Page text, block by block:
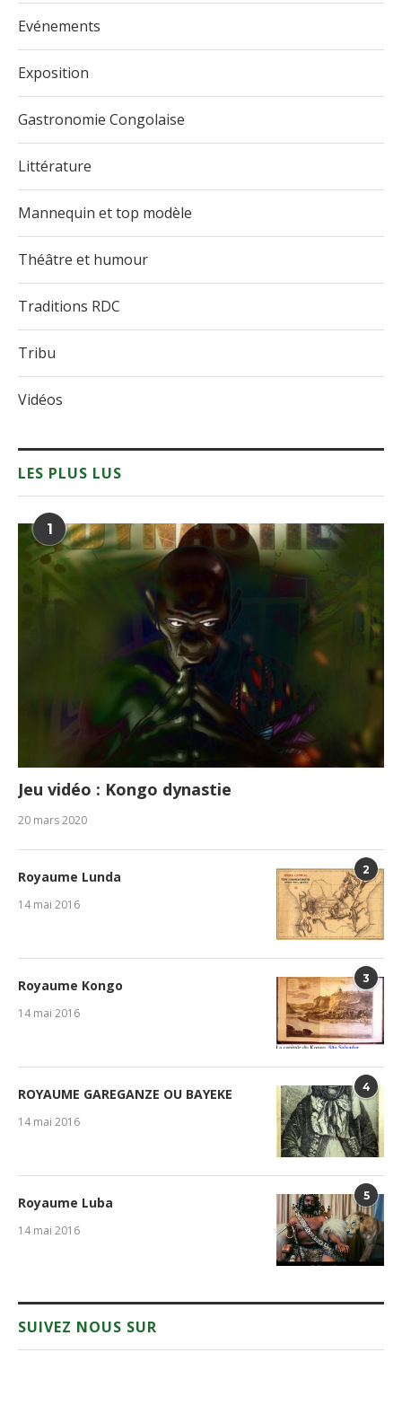
Evénements
Exposition
Gastronomie Congolaise
Littérature
Mannequin et top modèle
Théâtre et humour
Traditions RDC
Tribu
Vidéos
LES PLUS LUS
1
Jeu vidéo : Kongo dynastie
20 mars 2020
2
Royaume Lunda
14 mai 2016
3
Royaume Kongo
14 mai 2016
4
ROYAUME GAREGANZE OU BAYEKE
14 mai 2016
5
Royaume Luba
14 mai 2016
SUIVEZ NOUS SUR